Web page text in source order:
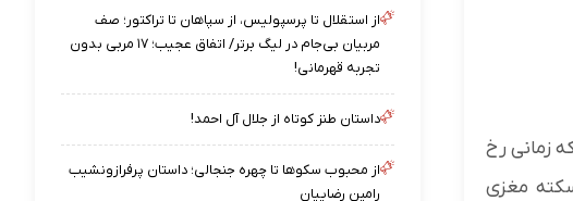
زمانی رخ
مغزی
از استقلال تا پرسپولیس، از سپاهان تا تراکتور؛ صف
مربیان بی‌جام در لیگ برتر/ اتفاق عجیب؛ ۱۷ مربی بدون
تجربه قهرمانی!
داستان طنز کوتاه از جلال آل احمد!
از محبوب سکوها تا چهره جنجالی؛ داستان پرفرازونشیب
رامین رضاییان